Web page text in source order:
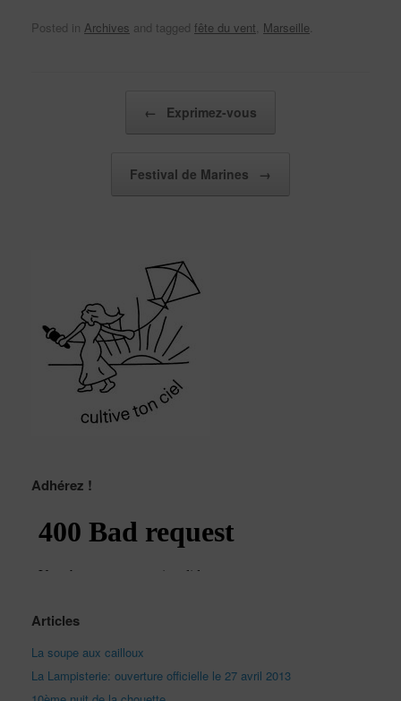
Posted in Archives and tagged fête du vent, Marseille.
← Exprimez-vous
Festival de Marines →
Adhérez !
Articles
La soupe aux cailloux
La Lampisterie: ouverture officielle le 27 avril 2013